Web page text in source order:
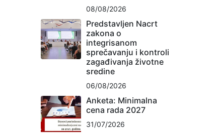
08/08/2026
Predstavljen Nacrt
zakona o
integrisanom
sprečavanju i kontroli
zagađivanja životne
sredine
06/08/2026
Anketa: Minimalna
cena rada 2027
31/07/2026